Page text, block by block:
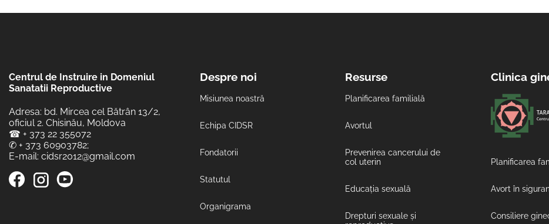
Centrul de Instruire in Domeniul
Sanatatii Reproductive
Adresa: bd. Mircea cel Bătrân 13/2,
oficiul 2. Chisinău, Moldova
☎ + 373 22 355072
✆ + 373 60903782;
E-mail: cidsr2012@gmail.com
Despre noi
Misiunea noastră
Echipa CIDSR
Fondatorii
Statutul
Organigrama
Resurse
Planificarea familială
Avortul
Prevenirea cancerului de
col uterin
Educația sexuală
Drepturi sexuale și
Clinica
Planificarea
Avort în
Consiliere